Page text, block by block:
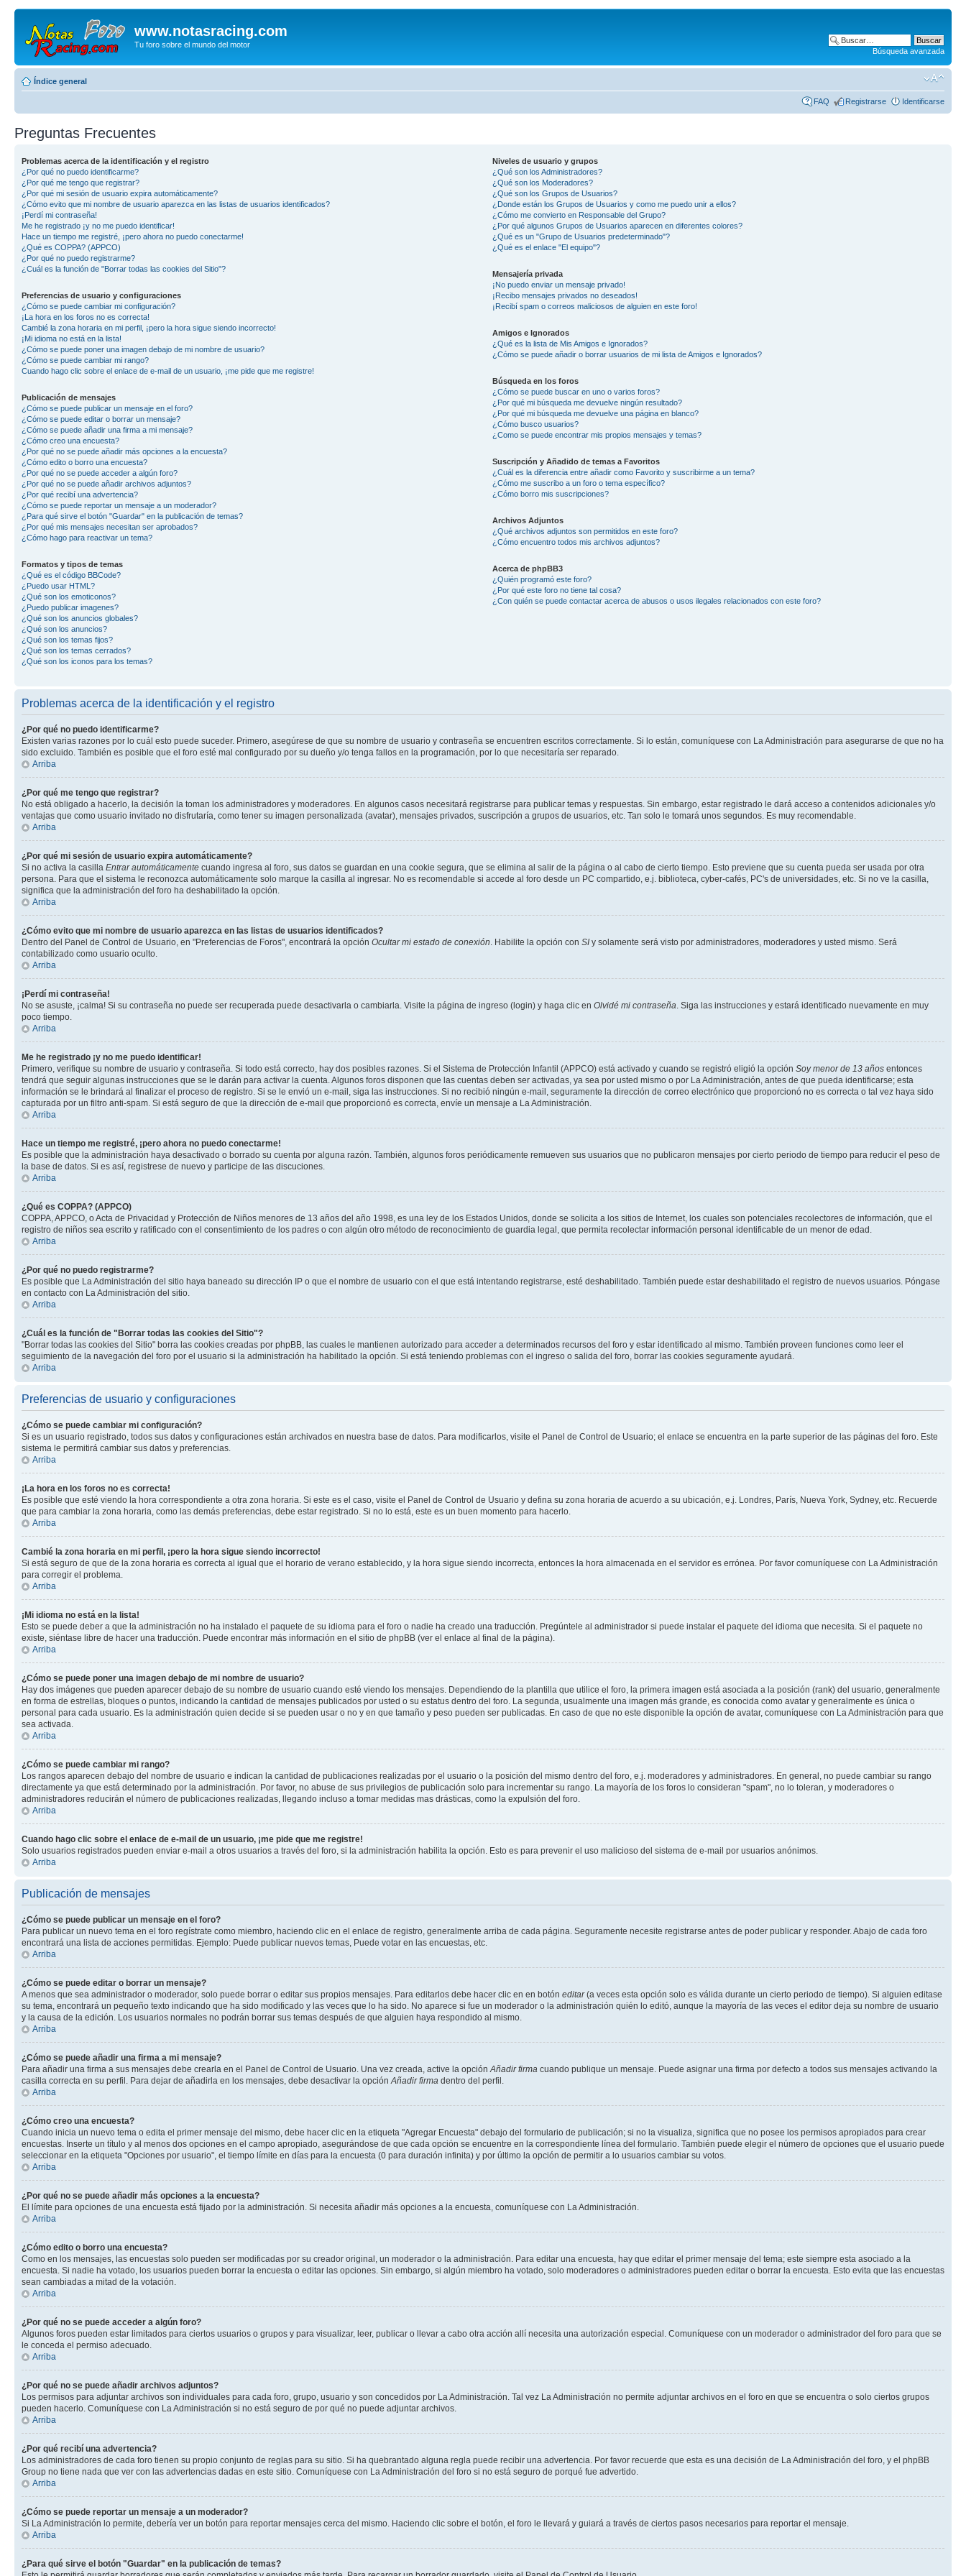
www.notasracing.com
Tu foro sobre el mundo del motor
Búsqueda avanzada
Índice general
FAQ Registrarse Identificarse
Preguntas Frecuentes
Problemas acerca de la identificación y el registro
¿Por qué no puedo identificarme?
¿Por qué me tengo que registrar?
¿Por qué mi sesión de usuario expira automáticamente?
¿Cómo evito que mi nombre de usuario aparezca en las listas de usuarios identificados?
¡Perdí mi contraseña!
Me he registrado ¡y no me puedo identificar!
Hace un tiempo me registré, ¡pero ahora no puedo conectarme!
¿Qué es COPPA? (APPCO)
¿Por qué no puedo registrarme?
¿Cuál es la función de "Borrar todas las cookies del Sitio"?
Preferencias de usuario y configuraciones
¿Cómo se puede cambiar mi configuración?
¡La hora en los foros no es correcta!
Cambié la zona horaria en mi perfil, ¡pero la hora sigue siendo incorrecto!
¡Mi idioma no está en la lista!
¿Cómo se puede poner una imagen debajo de mi nombre de usuario?
¿Cómo se puede cambiar mi rango?
Cuando hago clic sobre el enlace de e-mail de un usuario, ¡me pide que me registre!
Publicación de mensajes
¿Cómo se puede publicar un mensaje en el foro?
¿Cómo se puede editar o borrar un mensaje?
¿Cómo se puede añadir una firma a mi mensaje?
¿Cómo creo una encuesta?
¿Por qué no se puede añadir más opciones a la encuesta?
¿Cómo edito o borro una encuesta?
¿Por qué no se puede acceder a algún foro?
¿Por qué no se puede añadir archivos adjuntos?
¿Por qué recibí una advertencia?
¿Cómo se puede reportar un mensaje a un moderador?
¿Para qué sirve el botón "Guardar" en la publicación de temas?
¿Por qué mis mensajes necesitan ser aprobados?
¿Cómo hago para reactivar un tema?
Formatos y tipos de temas
¿Qué es el código BBCode?
¿Puedo usar HTML?
¿Qué son los emoticonos?
¿Puedo publicar imagenes?
¿Qué son los anuncios globales?
¿Qué son los anuncios?
¿Qué son los temas fijos?
¿Qué son los temas cerrados?
¿Qué son los iconos para los temas?
Niveles de usuario y grupos
¿Qué son los Administradores?
¿Qué son los Moderadores?
¿Qué son los Grupos de Usuarios?
¿Donde están los Grupos de Usuarios y como me puedo unir a ellos?
¿Cómo me convierto en Responsable del Grupo?
¿Por qué algunos Grupos de Usuarios aparecen en diferentes colores?
¿Qué es un "Grupo de Usuarios predeterminado"?
¿Qué es el enlace "El equipo"?
Mensajería privada
¡No puedo enviar un mensaje privado!
¡Recibo mensajes privados no deseados!
¡Recibí spam o correos maliciosos de alguien en este foro!
Amigos e Ignorados
¿Qué es la lista de Mis Amigos e Ignorados?
¿Cómo se puede añadir o borrar usuarios de mi lista de Amigos e Ignorados?
Búsqueda en los foros
¿Cómo se puede buscar en uno o varios foros?
¿Por qué mi búsqueda me devuelve ningún resultado?
¿Por qué mi búsqueda me devuelve una página en blanco?
¿Cómo busco usuarios?
¿Como se puede encontrar mis propios mensajes y temas?
Suscripción y Añadido de temas a Favoritos
¿Cuál es la diferencia entre añadir como Favorito y suscribirme a un tema?
¿Cómo me suscribo a un foro o tema específico?
¿Cómo borro mis suscripciones?
Archivos Adjuntos
¿Qué archivos adjuntos son permitidos en este foro?
¿Cómo encuentro todos mis archivos adjuntos?
Acerca de phpBB3
¿Quién programó este foro?
¿Por qué este foro no tiene tal cosa?
¿Con quién se puede contactar acerca de abusos o usos ilegales relacionados con este foro?
Problemas acerca de la identificación y el registro
¿Por qué no puedo identificarme?
Existen varias razones por lo cuál esto puede suceder. Primero, asegúrese de que su nombre de usuario y contraseña se encuentren escritos correctamente. Si lo están, comuníquese con La Administración para asegurarse de que no ha
sido excluido. También es posible que el foro esté mal configurado por su dueño y/o tenga fallos en la programación, por lo que necesitaría ser reparado.
Arriba
¿Por qué me tengo que registrar?
No está obligado a hacerlo, la decisión la toman los administradores y moderadores. En algunos casos necesitará registrarse para publicar temas y respuestas. Sin embargo, estar registrado le dará acceso a contenidos adicionales y/o
ventajas que como usuario invitado no disfrutaría, como tener su imagen personalizada (avatar), mensajes privados, suscripción a grupos de usuarios, etc. Tan solo le tomará unos segundos. Es muy recomendable.
Arriba
¿Por qué mi sesión de usuario expira automáticamente?
Si no activa la casilla Entrar automáticamente cuando ingresa al foro, sus datos se guardan en una cookie segura, que se elimina al salir de la página o al cabo de cierto tiempo. Esto previene que su cuenta pueda ser usada por otra
persona. Para que el sistema le reconozca automáticamente solo marque la casilla al ingresar. No es recomendable si accede al foro desde un PC compartido, e.j. biblioteca, cyber-cafés, PC's de universidades, etc. Si no ve la casilla,
significa que la administración del foro ha deshabilitado la opción.
Arriba
¿Cómo evito que mi nombre de usuario aparezca en las listas de usuarios identificados?
Dentro del Panel de Control de Usuario, en "Preferencias de Foros", encontrará la opción Ocultar mi estado de conexión . Habilite la opción con SI y solamente será visto por administradores, moderadores y usted mismo. Será
contabilizado como usuario oculto.
Arriba
¡Perdí mi contraseña!
No se asuste, ¡calma! Si su contraseña no puede ser recuperada puede desactivarla o cambiarla. Visite la página de ingreso (login) y haga clic en Olvidé mi contraseña . Siga las instrucciones y estará identificado nuevamente en muy
poco tiempo.
Arriba
Me he registrado ¡y no me puedo identificar!
Primero, verifique su nombre de usuario y contraseña. Si todo está correcto, hay dos posibles razones. Si el Sistema de Protección Infantil (APPCO) está activado y cuando se registró eligió la opción Soy menor de 13 años entonces
tendrá que seguir algunas instrucciones que se le darán para activar la cuenta. Algunos foros disponen que las cuentas deben ser activadas, ya sea por usted mismo o por La Administración, antes de que pueda identificarse; esta
información se le brindará al finalizar el proceso de registro. Si se le envió un e-mail, siga las instrucciones. Si no recibió ningún e-mail, seguramente la dirección de correo electrónico que proporcionó no es correcta o tal vez haya sido
capturada por un filtro anti-spam. Si está seguro de que la dirección de e-mail que proporcionó es correcta, envíe un mensaje a La Administración.
Arriba
Hace un tiempo me registré, ¡pero ahora no puedo conectarme!
Es posible que la administración haya desactivado o borrado su cuenta por alguna razón. También, algunos foros periódicamente remueven sus usuarios que no publicaron mensajes por cierto periodo de tiempo para reducir el peso de
la base de datos. Si es así, registrese de nuevo y participe de las discuciones.
Arriba
¿Qué es COPPA? (APPCO)
COPPA, APPCO, o Acta de Privacidad y Protección de Niños menores de 13 años del año 1998, es una ley de los Estados Unidos, donde se solicita a los sitios de Internet, los cuales son potenciales recolectores de información, que el
registro de niños sea escrito y ratificado con el consentimiento de los padres o con algún otro método de reconocimiento de guardia legal, que permita recolectar información personal identificable de un menor de edad.
Arriba
¿Por qué no puedo registrarme?
Es posible que La Administración del sitio haya baneado su dirección IP o que el nombre de usuario con el que está intentando registrarse, esté deshabilitado. También puede estar deshabilitado el registro de nuevos usuarios. Póngase
en contacto con La Administración del sitio.
Arriba
¿Cuál es la función de "Borrar todas las cookies del Sitio"?
"Borrar todas las cookies del Sitio" borra las cookies creadas por phpBB, las cuales le mantienen autorizado para acceder a determinados recursos del foro y estar identificado al mismo. También proveen funciones como leer el
seguimiento de la navegación del foro por el usuario si la administración ha habilitado la opción. Si está teniendo problemas con el ingreso o salida del foro, borrar las cookies seguramente ayudará.
Arriba
Preferencias de usuario y configuraciones
¿Cómo se puede cambiar mi configuración?
Si es un usuario registrado, todos sus datos y configuraciones están archivados en nuestra base de datos. Para modificarlos, visite el Panel de Control de Usuario; el enlace se encuentra en la parte superior de las páginas del foro. Este
sistema le permitirá cambiar sus datos y preferencias.
Arriba
¡La hora en los foros no es correcta!
Es posible que esté viendo la hora correspondiente a otra zona horaria. Si este es el caso, visite el Panel de Control de Usuario y defina su zona horaria de acuerdo a su ubicación, e.j. Londres, París, Nueva York, Sydney, etc. Recuerde
que para cambiar la zona horaria, como las demás preferencias, debe estar registrado. Si no lo está, este es un buen momento para hacerlo.
Arriba
Cambié la zona horaria en mi perfil, ¡pero la hora sigue siendo incorrecto!
Si está seguro de que de la zona horaria es correcta al igual que el horario de verano establecido, y la hora sigue siendo incorrecta, entonces la hora almacenada en el servidor es errónea. Por favor comuníquese con La Administración
para corregir el problema.
Arriba
¡Mi idioma no está en la lista!
Esto se puede deber a que la administración no ha instalado el paquete de su idioma para el foro o nadie ha creado una traducción. Pregúntele al administrador si puede instalar el paquete del idioma que necesita. Si el paquete no
existe, siéntase libre de hacer una traducción. Puede encontrar más información en el sitio de phpBB (ver el enlace al final de la página).
Arriba
¿Cómo se puede poner una imagen debajo de mi nombre de usuario?
Hay dos imágenes que pueden aparecer debajo de su nombre de usuario cuando esté viendo los mensajes. Dependiendo de la plantilla que utilice el foro, la primera imagen está asociada a la posición (rank) del usuario, generalmente
en forma de estrellas, bloques o puntos, indicando la cantidad de mensajes publicados por usted o su estatus dentro del foro. La segunda, usualmente una imagen más grande, es conocida como avatar y generalmente es única o
personal para cada usuario. Es la administración quien decide si se pueden usar o no y en que tamaño y peso pueden ser publicadas. En caso de que no este disponible la opción de avatar, comuníquese con La Administración para que
sea activada.
Arriba
¿Cómo se puede cambiar mi rango?
Los rangos aparecen debajo del nombre de usuario e indican la cantidad de publicaciones realizadas por el usuario o la posición del mismo dentro del foro, e.j. moderadores y administradores. En general, no puede cambiar su rango
directamente ya que está determinado por la administración. Por favor, no abuse de sus privilegios de publicación solo para incrementar su rango. La mayoría de los foros lo consideran "spam", no lo toleran, y moderadores o
administradores reducirán el número de publicaciones realizadas, llegando incluso a tomar medidas mas drásticas, como la expulsión del foro.
Arriba
Cuando hago clic sobre el enlace de e-mail de un usuario, ¡me pide que me registre!
Solo usuarios registrados pueden enviar e-mail a otros usuarios a través del foro, si la administración habilita la opción. Esto es para prevenir el uso malicioso del sistema de e-mail por usuarios anónimos.
Arriba
Publicación de mensajes
¿Cómo se puede publicar un mensaje en el foro?
Para publicar un nuevo tema en el foro regístrate como miembro, haciendo clic en el enlace de registro, generalmente arriba de cada página. Seguramente necesite registrarse antes de poder publicar y responder. Abajo de cada foro
encontrará una lista de acciones permitidas. Ejemplo: Puede publicar nuevos temas, Puede votar en las encuestas, etc.
Arriba
¿Cómo se puede editar o borrar un mensaje?
A menos que sea administrador o moderador, solo puede borrar o editar sus propios mensajes. Para editarlos debe hacer clic en en botón editar(a veces esta opción solo es válida durante un cierto periodo de tiempo). Si alguien editase
su tema, encontrará un pequeño texto indicando que ha sido modificado y las veces que lo ha sido. No aparece si fue un moderador o la administración quién lo editó, aunque la mayoría de las veces el editor deja su nombre de usuario
y la causa de la edición. Los usuarios normales no podrán borrar sus temas después de que alguien haya respondido al mismo.
Arriba
¿Cómo se puede añadir una firma a mi mensaje?
Para añadir una firma a sus mensajes debe crearla en el Panel de Control de Usuario. Una vez creada, active la opción Añadir firma cuando publique un mensaje. Puede asignar una firma por defecto a todos sus mensajes activando la
casilla correcta en su perfil. Para dejar de añadirla en los mensajes, debe desactivar la opción Añadir firma dentro del perfil.
Arriba
¿Cómo creo una encuesta?
Cuando inicia un nuevo tema o edita el primer mensaje del mismo, debe hacer clic en la etiqueta "Agregar Encuesta" debajo del formulario de publicación; si no la visualiza, significa que no posee los permisos apropiados para crear
encuestas. Inserte un título y al menos dos opciones en el campo apropiado, asegurándose de que cada opción se encuentre en la correspondiente línea del formulario. También puede elegir el número de opciones que el usuario puede
seleccionar en la etiqueta "Opciones por usuario", el tiempo límite en días para la encuesta (0 para duración infinita) y por último la opción de permitir a lo usuarios cambiar su votos.
Arriba
¿Por qué no se puede añadir más opciones a la encuesta?
El límite para opciones de una encuesta está fijado por la administración. Si necesita añadir más opciones a la encuesta, comuníquese con La Administración.
Arriba
¿Cómo edito o borro una encuesta?
Como en los mensajes, las encuestas solo pueden ser modificadas por su creador original, un moderador o la administración. Para editar una encuesta, hay que editar el primer mensaje del tema; este siempre esta asociado a la
encuesta. Si nadie ha votado, los usuarios pueden borrar la encuesta o editar las opciones. Sin embargo, si algún miembro ha votado, solo moderadores o administradores pueden editar o borrar la encuesta. Esto evita que las encuestas
sean cambiadas a mitad de la votación.
Arriba
¿Por qué no se puede acceder a algún foro?
Algunos foros pueden estar limitados para ciertos usuarios o grupos y para visualizar, leer, publicar o llevar a cabo otra acción allí necesita una autorización especial. Comuníquese con un moderador o administrador del foro para que se
le conceda el permiso adecuado.
Arriba
¿Por qué no se puede añadir archivos adjuntos?
Los permisos para adjuntar archivos son individuales para cada foro, grupo, usuario y son concedidos por La Administración. Tal vez La Administración no permite adjuntar archivos en el foro en que se encuentra o solo ciertos grupos
pueden hacerlo. Comuníquese con La Administración si no está seguro de por qué no puede adjuntar archivos.
Arriba
¿Por qué recibí una advertencia?
Los administradores de cada foro tienen su propio conjunto de reglas para su sitio. Si ha quebrantado alguna regla puede recibir una advertencia. Por favor recuerde que esta es una decisión de La Administración del foro, y el phpBB
Group no tiene nada que ver con las advertencias dadas en este sitio. Comuníquese con La Administración del foro si no está seguro de porqué fue advertido.
Arriba
¿Cómo se puede reportar un mensaje a un moderador?
Si La Administración lo permite, debería ver un botón para reportar mensajes cerca del mismo. Haciendo clic sobre el botón, el foro le llevará y guiará a través de ciertos pasos necesarios para reportar el mensaje.
Arriba
¿Para qué sirve el botón "Guardar" en la publicación de temas?